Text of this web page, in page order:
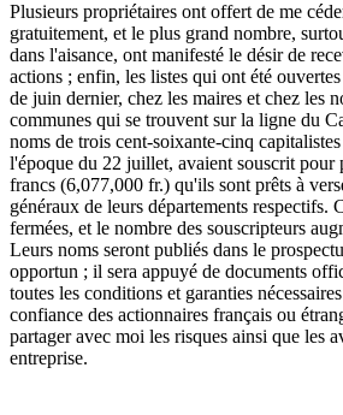
Plusieurs propriétaires ont offert de me
gratuitement, et le plus grand nombre,
dans l'aisance, ont manifesté le désir de
actions ; enfin, les listes qui ont été
de juin dernier, chez les maires et chez les
communes qui se trouvent sur la ligne du
noms de trois cent-soixante-cinq
l'époque du 22 juillet, avaient souscrit pour
francs (6,077,000 fr.) qu'ils sont prêts à
généraux de leurs départements respectifs.
fermées, et le nombre des souscripteurs
Leurs noms seront publiés dans le
opportun ; il sera appuyé de documents
toutes les conditions et garanties
confiance des actionnaires français ou
partager avec moi les risques ainsi que les
entreprise.